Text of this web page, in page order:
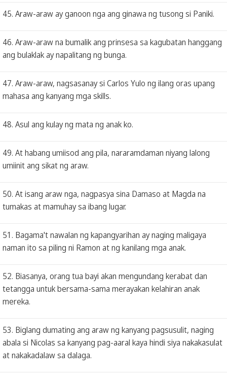
45. Araw-araw ay ganoon nga ang ginawa ng tusong si Paniki.
46. Araw-araw na bumalik ang prinsesa sa kagubatan hanggang
ang bulaklak ay napalitang ng bunga.
47. Araw-araw, nagsasanay si Carlos Yulo ng ilang oras upang
mahasa ang kanyang mga skills.
48. Asul ang kulay ng mata ng anak ko.
49. At habang umiisod ang pila, nararamdaman niyang lalong
umiinit ang sikat ng araw.
50. At isang araw nga, nagpasya sina Damaso at Magda na
tumakas at mamuhay sa ibang lugar.
51. Bagama't nawalan ng kapangyarihan ay naging maligaya
naman ito sa piling ni Ramon at ng kanilang mga anak.
52. Biasanya, orang tua bayi akan mengundang kerabat dan
tetangga untuk bersama-sama merayakan kelahiran anak
mereka.
53. Biglang dumating ang araw ng kanyang pagsusulit, naging
abala si Nicolas sa kanyang pag-aaral kaya hindi siya nakakasulat
at nakakadalaw sa dalaga.